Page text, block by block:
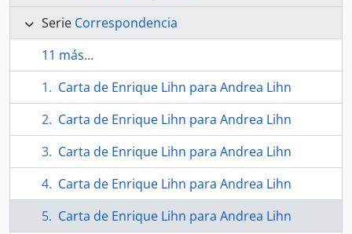
Serie Correspondencia
11 más...
Carta de Enrique Lihn para Andrea Lihn
Carta de Enrique Lihn para Andrea Lihn
Carta de Enrique Lihn para Andrea Lihn
Carta de Enrique Lihn para Andrea Lihn
Carta de Enrique Lihn para Andrea Lihn